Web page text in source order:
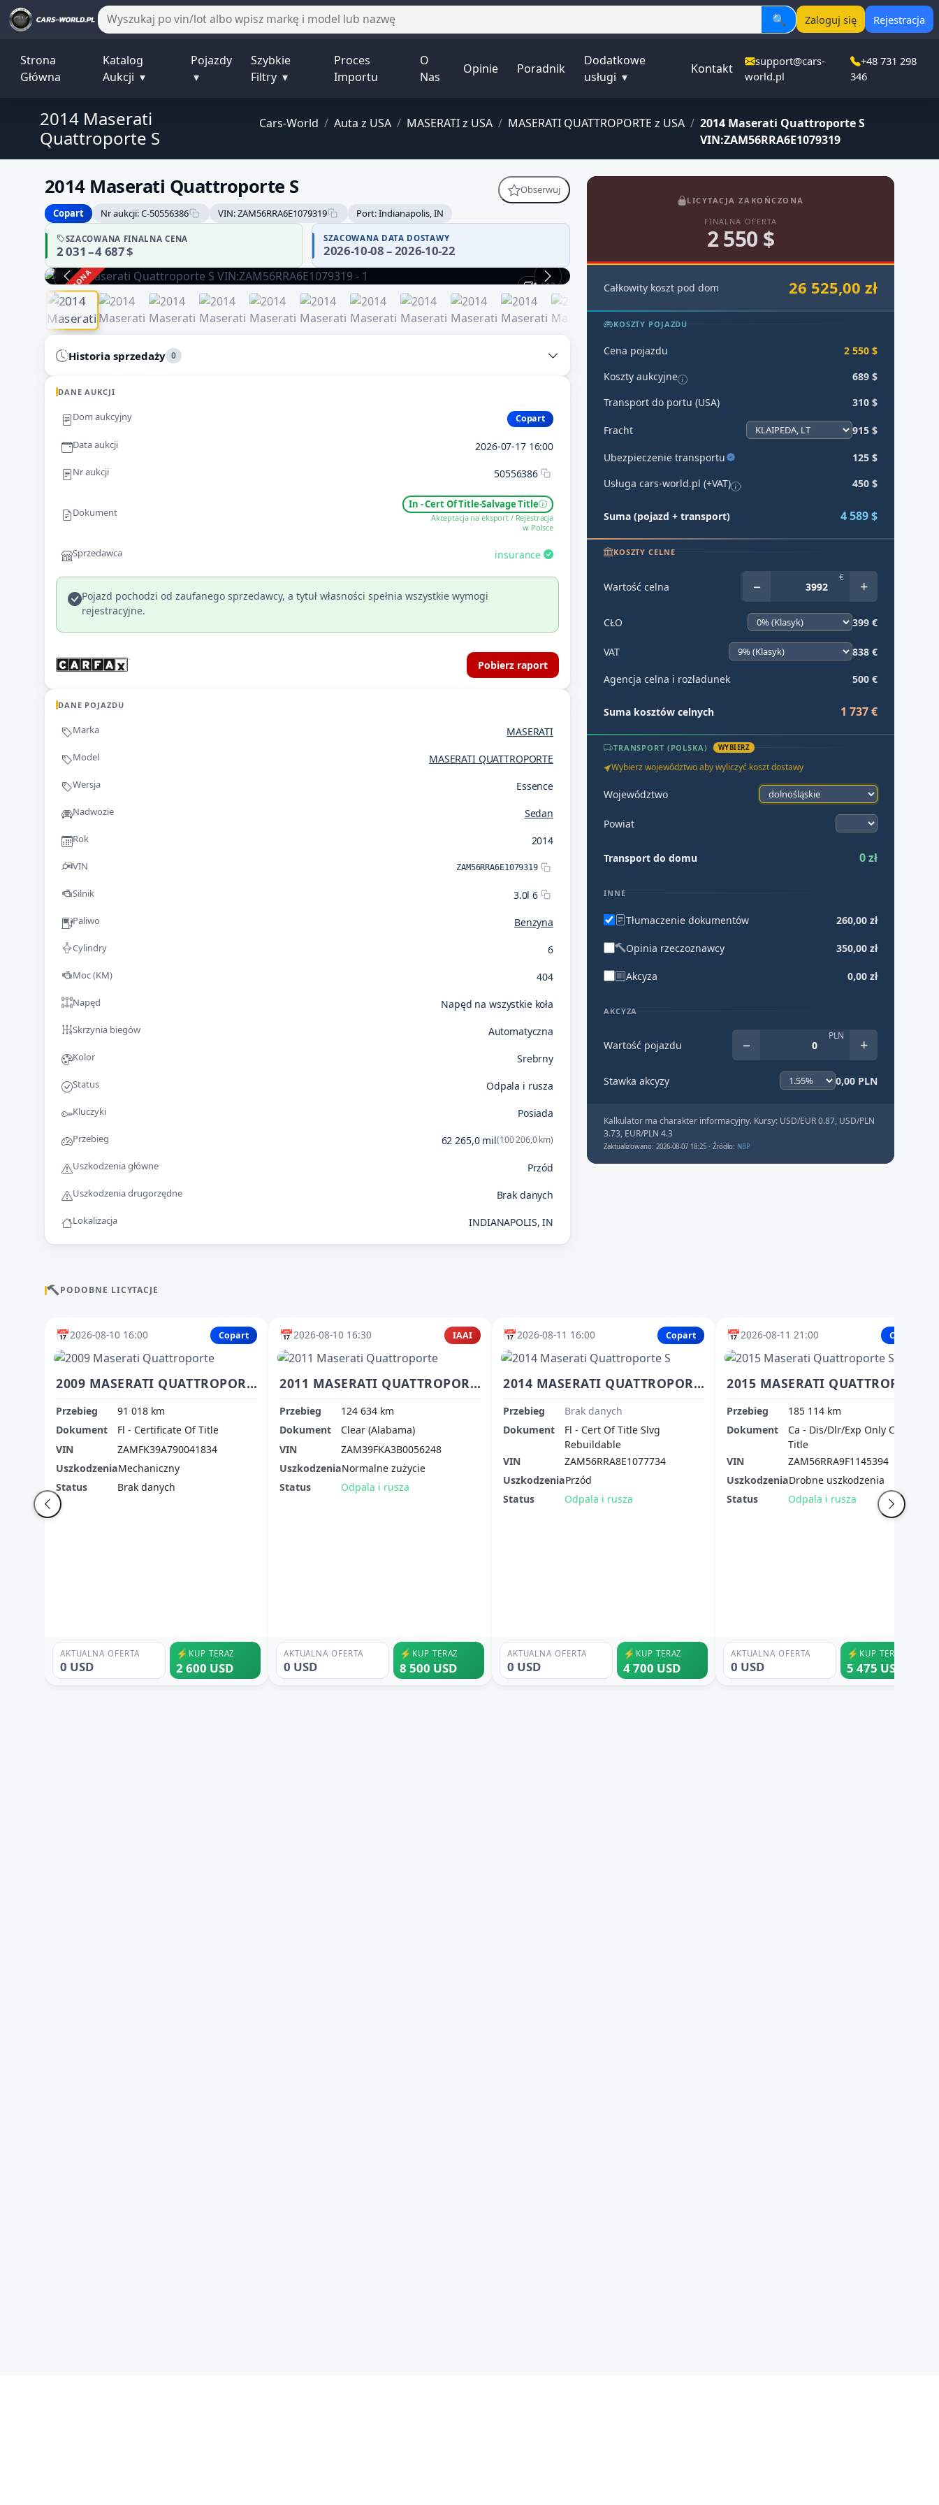
🔍 Zaloguj się Rejestracja
Strona
Główna
Katalog
Aukcji ▾
Pojazdy
▾
Szybkie
Filtry ▾
Proces
Importu
O
Nas
Opinie Poradnik
Dodatkowe
usługi ▾
Kontakt
support@cars-
world.pl
+48 731 298
346
Cars-World / Auta z USA / MASERATI z USA / MASERATI QUATTROPORTE z USA / 2014 Maserati Quattroporte S
VIN:ZAM56RRA6E1079319
2014 Maserati
Quattroporte S
2014 Maserati Quattroporte S
Obserwuj
Copart
Nr aukcji: C-50556386 VIN: ZAM56RRA6E1079319 Port: Indianapolis, IN
SZACOWANA FINALNA CENA
2 031 – 4 687 $
SZACOWANA DATA DOSTAWY
2026-10-08 – 2026-10-22
ZAKOŃCZONA 1 / 12
Historia sprzedaży 0
DANE AUKCJI
Dom aukcyjny Copart
Data aukcji 2026-07-17 16:00
Nr aukcji 50556386
Dokument
In - Cert Of Title-Salvage Title
Akceptacja na eksport / Rejestracja
w Polsce
Sprzedawca insurance
Pojazd pochodzi od zaufanego sprzedawcy, a tytuł własności spełnia wszystkie wymogi
rejestracyjne.
Pobierz raport
DANE POJAZDU
Marka MASERATI
Model MASERATI QUATTROPORTE
Wersja Essence
Nadwozie Sedan
Rok 2014
VIN ZAM56RRA6E1079319
Silnik 3.0l 6
Paliwo Benzyna
Cylindry 6
Moc (KM) 404
Napęd Napęd na wszystkie koła
Skrzynia biegów Automatyczna
Kolor Srebrny
Status Odpala i rusza
Kluczyki Posiada
Przebieg 62 265,0 mil(100 206,0 km)
Uszkodzenia główne Przód
Uszkodzenia drugorzędne Brak danych
Lokalizacja INDIANAPOLIS, IN
LICYTACJA ZAKOŃCZONA
FINALNA OFERTA
2 550 $
Całkowity koszt pod dom 26 525,00 zł
KOSZTY POJAZDU
Cena pojazdu
2 550 $
Koszty aukcyjne
689 $
Transport do portu (USA)
310 $
Fracht 915 $
Ubezpieczenie transportu
125 $
Usługa cars-world.pl (+VAT)
450 $
Suma (pojazd + transport) 4 589 $
KOSZTY CELNE
Wartość celna − € +
CŁO 399 €
VAT 838 €
Agencja celna i rozładunek 500 €
Suma kosztów celnych 1 737 €
TRANSPORT (POLSKA) WYBIERZ
Wybierz województwo aby wyliczyć koszt dostawy
Województwo
Powiat
Transport do domu 0 zł
INNE
Tłumaczenie dokumentów 260,00 zł
Opinia rzeczoznawcy 350,00 zł
Akcyza 0,00 zł
AKCYZA
Wartość pojazdu − PLN +
Stawka akcyzy 0,00 PLN
Kalkulator ma charakter informacyjny. Kursy: USD/EUR 0.87, USD/PLN
3.73, EUR/PLN 4.3
Zaktualizowano: 2026-08-07 18:25 · Źródło: NBP
PODOBNE LICYTACJE
📅2026-08-10 16:00 Copart
2009 MASERATI QUATTROPORTE
Przebieg
91 018 km
Dokument
Fl - Certificate Of Title
VIN
ZAMFK39A790041834
UszkodzeniaMechaniczny
Status
Brak danych
AKTUALNA OFERTA
0 USD
⚡ KUP TERAZ
2 600 USD
📅2026-08-10 16:30 IAAI
2011 MASERATI QUATTROPORTE
Przebieg
124 634 km
Dokument
Clear (Alabama)
VIN
ZAM39FKA3B0056248
UszkodzeniaNormalne zużycie
Status
Odpala i rusza
AKTUALNA OFERTA
0 USD
⚡ KUP TERAZ
8 500 USD
📅2026-08-11 16:00 Copart
2014 MASERATI QUATTROPORTE S
Przebieg
Brak danych
Dokument
Fl - Cert Of Title Slvg
Rebuildable
VIN
ZAM56RRA8E1077734
UszkodzeniaPrzód
Status
Odpala i rusza
AKTUALNA OFERTA
0 USD
⚡ KUP TERAZ
4 700 USD
📅2026-08-11 21:00 Copart
Przebieg
185 114 km
Dokument
Ca - Dis/Dlr/Exp Only Clean
Title
VIN
ZAM56RRA9F1145394
UszkodzeniaDrobne uszkodzenia
Status
Odpala i rusza
AKTUALNA OFERTA
0 USD
⚡ KUP TERAZ
5 475 USD